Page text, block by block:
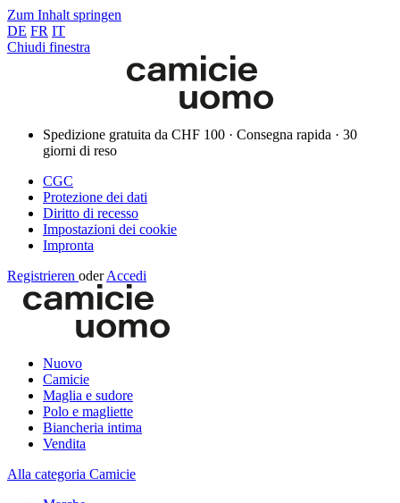
Zum Inhalt springen
DE FR IT
Chiudi finestra
Spedizione gratuita da CHF 100 · Consegna rapida · 30
giorni di reso
CGC
Protezione dei dati
Diritto di recesso
Impostazioni dei cookie
Impronta
Registrieren oder Accedi
Nuovo
Camicie
Maglia e sudore
Polo e magliette
Biancheria intima
Vendita
Alla categoria Camicie